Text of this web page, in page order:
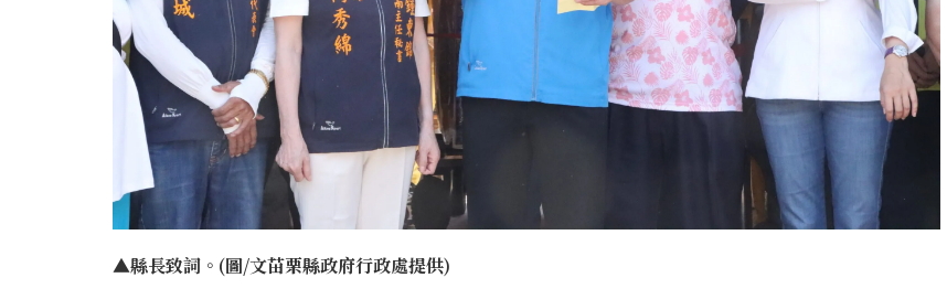
▲縣長致詞。(圖/文苗栗縣政府行政處提供)